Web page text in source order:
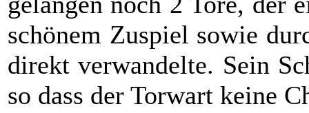
schönem Zuspiel sowie
direkt verwandelte. Sein
so dass der Torwart keine